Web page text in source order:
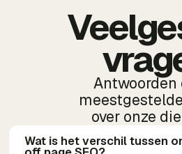
Antwoorden
over onze
Wat is het verschil tussen